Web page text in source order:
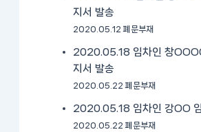
지서 발송
2020.05.12 폐문부재
2020.05.18 임차인 창
지서 발송
2020.05.22 폐문부재
2020.05.18 임차인 강OO
2020.05.22 폐문부재